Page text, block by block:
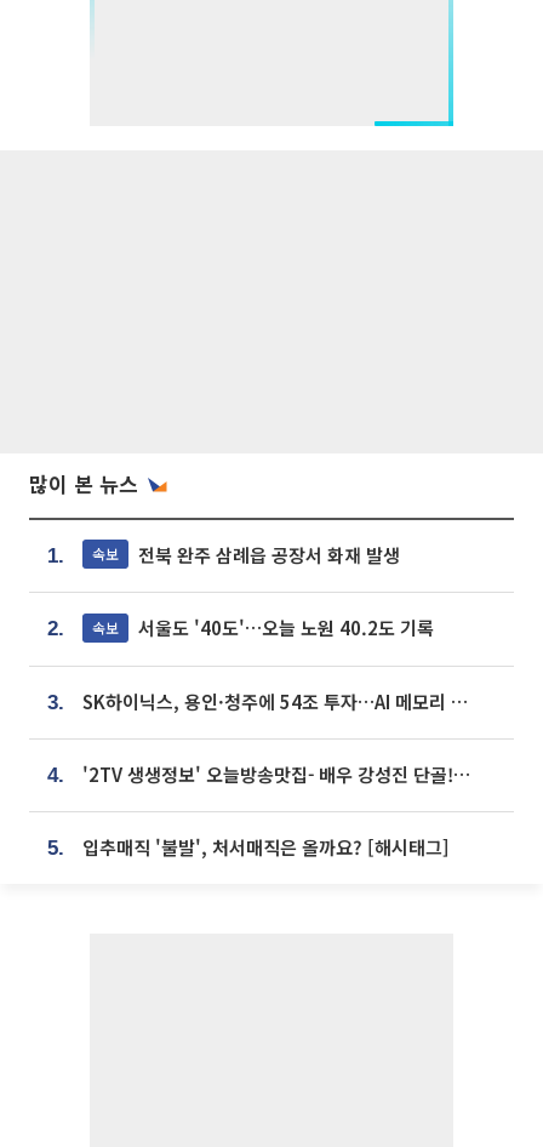
많이 본 뉴스
1. 속보 전북 완주 삼례읍 공장서 화재 발생
2. 속보 서울도 '40도'…오늘 노원 40.2도 기록
3. SK하이닉스, 용인·청주에 54조 투자…AI 메모리 생산기지 키운다
4. '2TV 생생정보' 오늘방송맛집- 배우 강성진 단골! 쌀국수ㆍ푸팟퐁 커리 맛집 '블○○○'
5. 입추매직 '불발', 처서매직은 올까요? [해시태그]